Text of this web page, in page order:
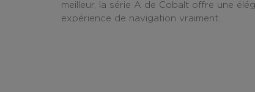
meilleur, la série A de Cobalt offre une
expérience de navigation vraiment...